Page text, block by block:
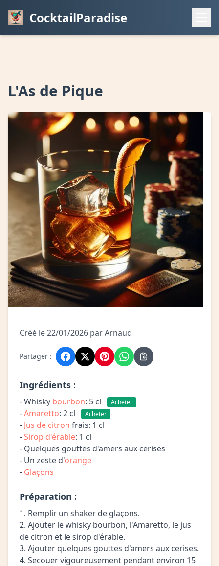
CocktailParadise
L'As de Pique
Créé le 22/01/2026 par Arnaud
Partager :
Ingrédients :
- Whisky bourbon: 5 cl Acheter
-Amaretto: 2 cl Acheter
- Jus de citron frais: 1 cl
-Sirop d'érable: 1 cl
- Quelques gouttes d'amers aux cerises
- Un zeste d'orange
- Glaçons
Préparation :
1. Remplir un shaker de glaçons.
2. Ajouter le whisky bourbon, l'Amaretto, le jus
de citron et le sirop d'érable.
3. Ajouter quelques gouttes d'amers aux cerises.
4. Secouer vigoureusement pendant environ 15